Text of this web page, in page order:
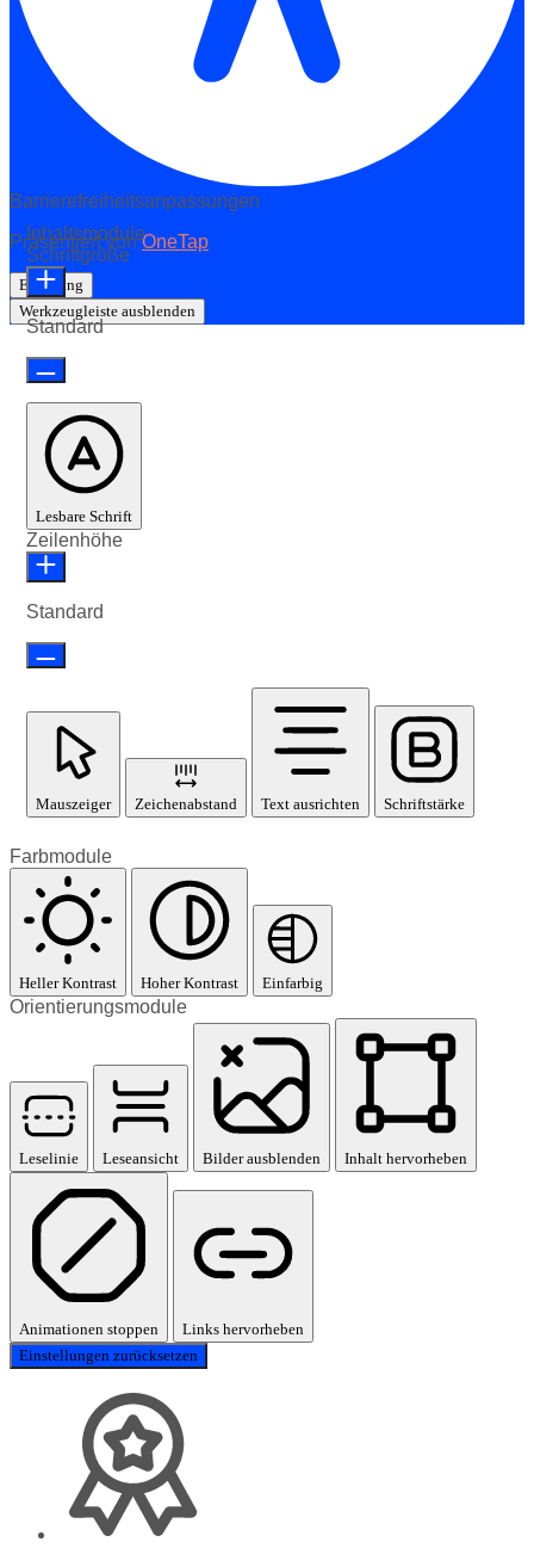
Barrierefreiheitsanpassungen
Präsentiert vonOneTap
Erklärung
Werkzeugleiste ausblenden
Inhaltsmodule
Schriftgröße
Standard
Lesbare Schrift
Zeilenhöhe
Standard
Mauszeiger Zeichenabstand Text ausrichten Schriftstärke
Farbmodule
Heller Kontrast Hoher Kontrast Einfarbig
Orientierungsmodule
Leselinie Leseansicht Bilder ausblenden Inhalt hervorheben
Animationen stoppen
Links hervorheben
Einstellungen zurücksetzen